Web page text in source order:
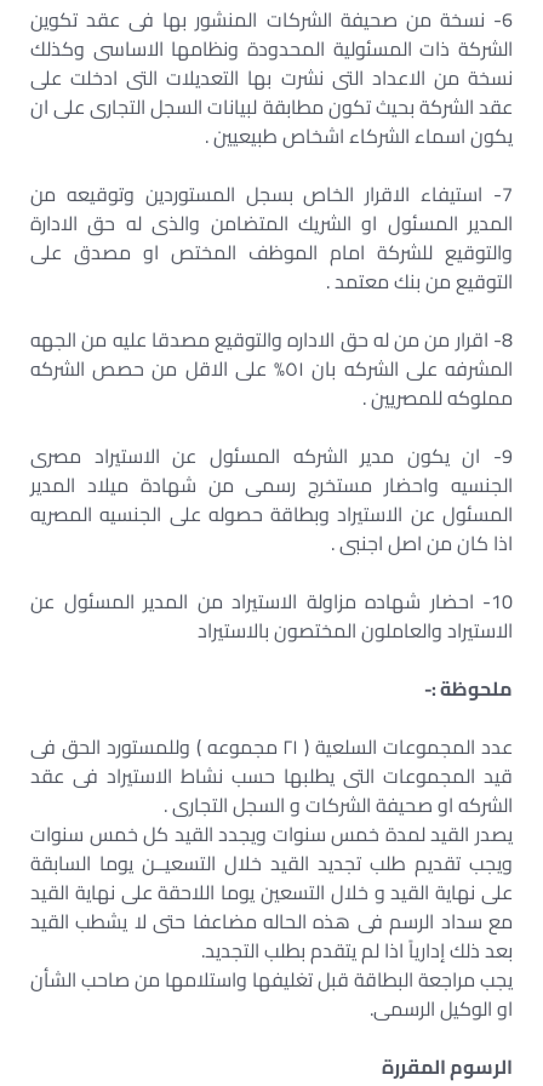
6- نسخة من صحيفة الشركات المنشور بها فى عقد تكوين
الشركة ذات المسئولية المحدودة ونظامها الاساسى وكذلك
نسخة من الاعداد التى نشرت بها التعديلات التى ادخلت على
عقد الشركة بحيث تكون مطابقة لبيانات السجل التجارى على ان
يكون اسماء الشركاء اشخاص طبيعيين .
7- استيفاء الاقرار الخاص بسجل المستوردين وتوقيعه من
المدير المسئول او الشريك المتضامن والذى له حق الادارة
والتوقيع للشركة امام الموظف المختص او مصدق على
التوقيع من بنك معتمد .
8- اقرار من من له حق الاداره والتوقيع مصدقا عليه من الجهه
المشرفه على الشركه بان ٥١% على الاقل من حصص الشركه
مملوكه للمصريين .
9- ان يكون مدير الشركه المسئول عن الاستيراد مصرى
الجنسيه واحضار مستخرج رسمى من شهادة ميلاد المدير
المسئول عن الاستيراد وبطاقة حصوله على الجنسيه المصريه
اذا كان من اصل اجنبى .
10- احضار شهاده مزاولة الاستيراد من المدير المسئول عن
الاستيراد والعاملون المختصون بالاستيراد
ملحوظة :-
عدد المجموعات السلعية ( ٢١ مجموعه ) وللمستورد الحق فى
قيد المجموعات التى يطلبها حسب نشاط الاستيراد فى عقد
الشركه او صحيفة الشركات و السجل التجارى .
يصدر القيد لمدة خمس سنوات ويجدد القيد كل خمس سنوات
ويجب تقديم طلب تجديد القيد خلال التسعيــن يوما السابقة
على نهاية القيد و خلال التسعين يوما اللاحقة على نهاية القيد
مع سداد الرسم فى هذه الحاله مضاعفا حتى لا يشطب القيد
بعد ذلك إدارياً اذا لم يتقدم بطلب التجديد.
يجب مراجعة البطاقة قبل تغليفها واستلامها من صاحب الشأن
او الوكيل الرسمى.
الرسوم المقررة